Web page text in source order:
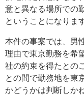
意と異なる場所での
ということになりま
本件の事案では、男
理由で東京勤務を希
社の約束を得たとの
との間で勤務地を東
かどうかは判断しか